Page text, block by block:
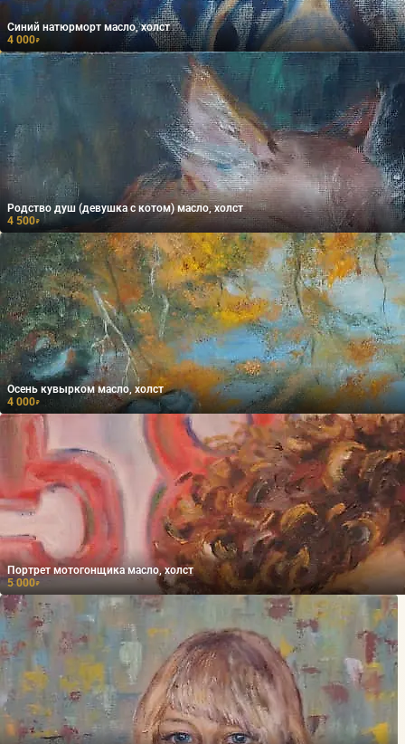
Синий натюрморт масло, холст
4 000₽
Родство душ (девушка с котом) масло, холст
4 500₽
Осень кувырком масло, холст
4 000₽
Портрет мотогонщика масло, холст
5 000₽